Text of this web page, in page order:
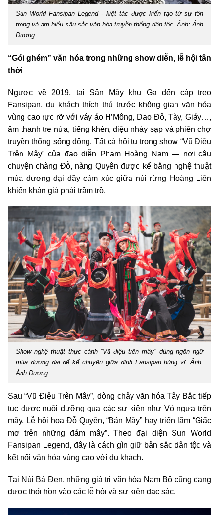
Sun World Fansipan Legend - kiệt tác được kiến tạo từ sự tôn
trọng và am hiểu sâu sắc văn hóa truyền thống dân tộc. Ảnh: Ánh
Dương.
“Gói ghém” văn hóa trong những show diễn, lễ hội tân
thời
Ngược về 2019, tại Sân Mây khu Ga đến cáp treo
Fansipan, du khách thích thú trước không gian văn hóa
vùng cao rực rỡ với váy áo H’Mông, Dao Đỏ, Tày, Giáy…,
âm thanh tre nứa, tiếng khèn, điệu nhảy sạp và phiên chợ
truyền thống sống động. Tất cả hội tụ trong show “Vũ Điệu
Trên Mây” của đạo diễn Phạm Hoàng Nam — nơi câu
chuyện chàng Đỗ, nàng Quyên được kể bằng nghệ thuật
múa đương đại đầy cảm xúc giữa núi rừng Hoàng Liên
khiến khán giả phải trầm trồ.
Show nghệ thuật thực cảnh “Vũ điệu trên mây” dùng ngôn ngữ
múa đương đại để kể chuyện giữa đỉnh Fansipan hùng vĩ. Ảnh:
Ánh Dương.
Sau “Vũ Điệu Trên Mây”, dòng chảy văn hóa Tây Bắc tiếp
tục được nuôi dưỡng qua các sự kiện như Vó ngựa trên
mây, Lễ hội hoa Đỗ Quyên, “Bản Mây” hay triển lãm “Giấc
mơ trên những đám mây”. Theo đại diện Sun World
Fansipan Legend, đây là cách gìn giữ bản sắc dân tộc và
kết nối văn hóa vùng cao với du khách.
Tại Núi Bà Đen, những giá trị văn hóa Nam Bộ cũng đang
được thổi hồn vào các lễ hội và sự kiện đặc sắc.